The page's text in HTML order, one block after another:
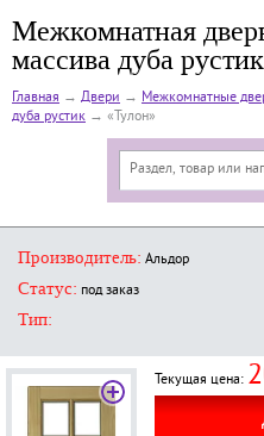
Межкомнатная
массива дуба
Главная → Двери → Межкомнатные
дуба рустик → «Тулон»
Производитель: Альдор
Статус: под заказ
Тип:
Текущая цена: